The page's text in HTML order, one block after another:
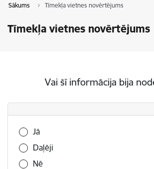
Sākums Tīmekļa vietnes novērtējums
Tīmekļa vietnes novērtējums
Vai šī informācija bija
Vai šī informācija bija noderīga?
Jā
Daļēji
Nē